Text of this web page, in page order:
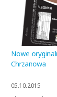
Nowe
Chrzanowa
05.10.2015